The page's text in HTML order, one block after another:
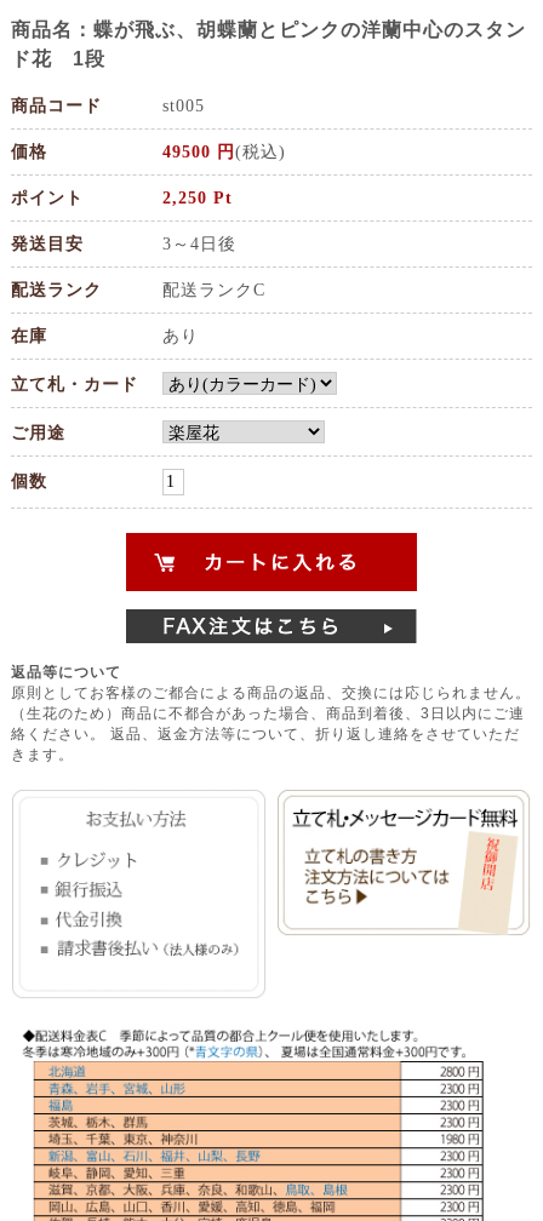
商品名：蝶が飛ぶ、胡蝶蘭とピンクの洋蘭中心のスタン
ド花 1段
商品コード st005
価格 49500 円 (税込)
ポイント 2,250 Pt
発送目安 3～4日後
配送ランク 配送ランクC
在庫 あり
立て札・カード
ご用途
個数
返品等について
原則としてお客様のご都合による商品の返品、交換には応じられません。
（生花のため）商品に不都合があった場合、商品到着後、3日以内にご連
絡ください。 返品、返金方法等について、折り返し連絡をさせていただ
きます。